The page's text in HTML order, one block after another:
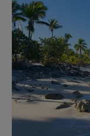
cerber_groo
ve
Statistik
Name
-